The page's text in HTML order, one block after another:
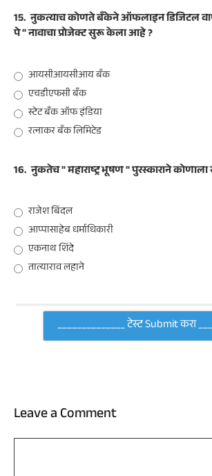
15. नुकत्याच कोणते बँकेने ऑफलाइन डिजिटल
पे " नावाचा प्रोजेक्ट सुरू केला आहे ?
आयसीआयसीआय बँक
एचडीएफसी बँक
स्टेट बँक ऑफ इंडिया
रत्नाकर बँक लिमिटेड
16. नुकतेच " महाराष्ट्र भूषण " पुरस्काराने
राजेश बिंदल
आप्पासाहेब धर्माधिकारी
एकनाथ शिंदे
तात्याराव लहाने
Leave a Comment
Comment